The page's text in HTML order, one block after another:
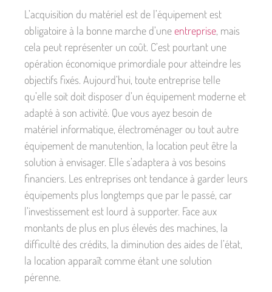
L’acquisition du matériel est de l’équipement est
obligatoire à la bonne marche d’uneentreprise, mais
cela peut représenter un coût. C’est pourtant une
opération économique primordiale pour atteindre les
objectifs fixés. Aujourd’hui, toute entreprise telle
qu’elle soit doit disposer d’un équipement moderne et
adapté à son activité. Que vous ayez besoin de
matériel informatique, électroménager ou tout autre
équipement de manutention, la location peut être la
solution à envisager. Elle s’adaptera à vos besoins
financiers. Les entreprises ont tendance à garder leurs
équipements plus longtemps que par le passé, car
l’investissement est lourd à supporter. Face aux
montants de plus en plus élevés des machines, la
difficulté des crédits, la diminution des aides de l’état,
la location apparaît comme étant une solution
pérenne.